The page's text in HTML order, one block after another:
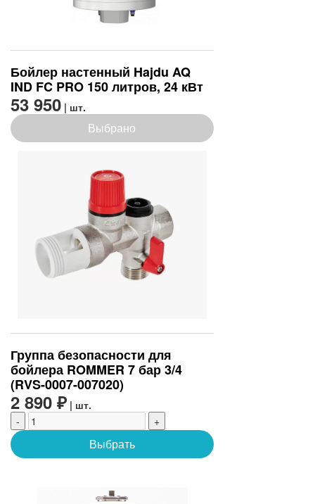
Бойлер настенный Hajdu AQ
IND FC PRO 150 литров, 24 кВт
53 950 | шт.
Выбрано
Группа безопасности для
бойлера ROMMER 7 бар 3/4
(RVS-0007-007020)
2 890 ₽ | шт.
-
+
Выбрать